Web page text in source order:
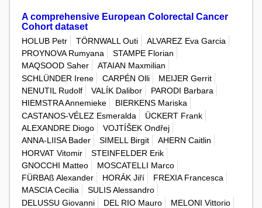
A comprehensive European Colorectal Cancer
Cohort dataset
HOLUB Petr TÖRNWALL Outi
ALVAREZ Eva Garcia
PROYNOVA Rumyana
STAMPE Florian
MAQSOOD Saher
ATAIAN Maxmilian
SCHLÜNDER Irene
CARPÉN Olli
MEIJER Gerrit
NENUTIL Rudolf
VALÍK Dalibor
PARODI Barbara
HIEMSTRA Annemieke
BIERKENS Mariska
CASTANOS-VÉLEZ Esmeralda
ÜCKERT Frank
ALEXANDRE Diogo
VOJTÍŠEK Ondřej
ANNA-LIISA Bader
SIMELL Birgit
AHERN Caitlin
HORVAT Vitomir
STEINFELDER Erik
GNOCCHI Matteo
MOSCATELLI Marco
FÜRBAß Alexander
HORÁK Jiří
FREXIA Francesca
MASCIA Cecilia
SULIS Alessandro
DELUSSU Giovanni
DEL RIO Mauro MELONI Vittorio